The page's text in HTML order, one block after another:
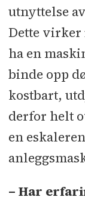
utnyttelse
Dette virker
ha en
binde opp
kostbart,
derfor helt
en
– Har